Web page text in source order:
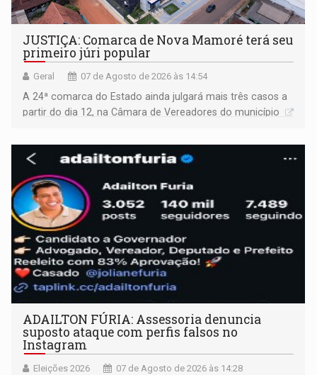
JUSTIÇA: Comarca de Nova Mamoré terá seu
primeiro júri popular
Geral 07 de Agosto de 2026 às 14:54
A 24ª comarca do Estado ainda julgará mais três casos a
partir do dia 12, na Câmara de Vereadores do município
ADAILTON FÚRIA: Assessoria denuncia
suposto ataque com perfis falsos no
Instagram
Eleições 2026 07 de Agosto de 2026 às 14:28